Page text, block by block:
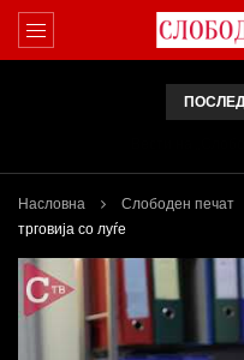
Насловна Слободен печат
трговија со луѓе